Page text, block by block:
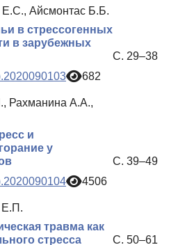
Айсмонтас Б.Б.
в стрессогенных
в зарубежных
С. 29–38
682
Рахманина А.А.,
и
у
С. 39–49
4506
Е.П.
травма как
стресса
С. 50–61